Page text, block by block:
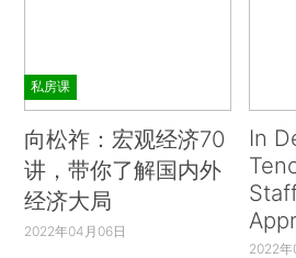
私房课
向松祚：宏观经济70
讲，带你了解国内外
经济大局
2022年04月06日
In
2022年